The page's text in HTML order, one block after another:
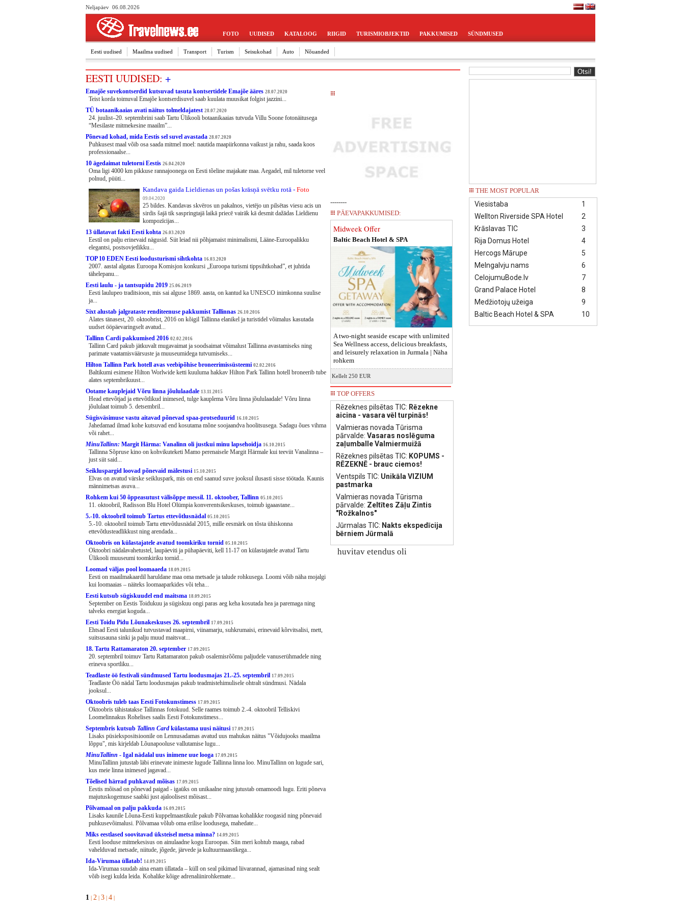
Neljapäev 06.08.2026
FOTO UUDISED KATALOOG RIIGID TURISMIOBJEKTID PAKKUMISED SÜNDMUSED
Eesti uudised Maailma uudised Transport Turism Seisukohad Auto Nõuanded
EESTI UUDISED: +
Emajõe suvekontserdid kutsuvad tasuta kontsertidele Emajõe ääres 28.07.2020
Teist korda toimuval Emajõe kontserdisuvel saab kuulata muusikat folgist jazzini...
TÜ botaanikaaias avati näitus tolmeldajatest 28.07.2020
24. juulist–20. septembrini saab Tartu Ülikooli botaanikaaias tutvuda Villu Soone fotonäitusega
“Mesilaste mitmekesine maailm”...
Põnevad kohad, mida Eestis sel suvel avastada 28.07.2020
Puhkusest maal võib osa saada mitmel moel: nautida maapiirkonna vaikust ja rahu, saada koos
professionaalse...
10 ägedaimat tuletorni Eestis 26.04.2020
Oma ligi 4000 km pikkuse rannajoonega on Eesti tõeline majakate maa. Aegadel, mil tuletorne veel
polnud, püüti...
Kandava gaida Lieldienas un pošas krāsņā svētku rotā - Foto
09.04.2020
25 bildes. Kandavas skvēros un pakalnos, vietējo un pilsētas viesu acis un
sirdis šajā tik saspringtajā laikā priecē vairāk kā desmit dažādas Lieldienu
kompozīcijas...
13 üllatavat fakti Eesti kohta 26.03.2020
Eestil on palju erinevaid nägusid. Siit leiad nii põhjamaist minimalismi, Lääne-Euroopalikku
elegantsi, postsovjetlikku...
TOP 10 EDEN Eesti loodusturismi sihtkohta 16.03.2020
2007. aastal algatas Euroopa Komisjon konkursi „Euroopa turismi tippsihtkohad”, et juhtida
tähelepanu...
Eesti laulu - ja tantsupidu 2019 25.06.2019
Eesti laulupeo traditsioon, mis sai alguse 1869. aasta, on kantud ka UNESCO inimkonna suulise
ja...
Sixt alustab jalgrataste renditeenuse pakkumist Tallinnas 26.10.2016
Alates tänasest, 20. oktoobrist, 2016 on kõigil Tallinna elanikel ja turistidel võimalus kasutada
uudset ööpäevaringselt avatud...
Tallinn Cardi pakkumised 2016 02.02.2016
Tallinn Card pakub jätkuvalt mugavaimat ja soodsaimat võimalust Tallinna avastamiseks ning
parimate vaatamisväärsuste ja muuseumidega tutvumiseks...
Hilton Tallinn Park hotell avas veebipõhise broneerimissüsteemi 02.02.2016
Baltikumi esimene Hilton Worlwide ketti kuuluma hakkav Hilton Park Tallinn hotell broneerib tube
alates septembrikuust...
Ootame kauplejaid Võru linna jõululaadale 13.11.2015
Head ettevõtjad ja ettevõtlikud inimesed, tulge kauplema Võru linna jõululaadale! Võru linna
jõululaat toimub 5. detsembril...
Sügisväsimuse vastu aitavad põnevad spaa-protseduurid 16.10.2015
Jahedamad ilmad kohe kutsuvad end kosutama mõne soojaandva hoolitsusega. Sadagu õues vihma
või rahet...
MinuTallinn: Margit Härma: Vanalinn oli justkui minu lapsehoidja 16.10.2015
Tallinna Sõpruse kino on kohvikuteketi Mamo perenaisele Margit Härmale kui teeviit Vanalinna –
just siit said...
Seikluspargid loovad põnevaid mälestusi 15.10.2015
Elvas on avatud värske seikluspark, mis on end saanud suve jooksul ilusasti sisse töötada. Kaunis
männimetsas asuva...
Rohkem kui 50 õppeasutust välisõppe messil. 11. oktoober, Tallinn 05.10.2015
11. oktoobril, Radisson Blu Hotel Olümpia konverentsikeskuses, toimub igaaastane...
5.-10. oktoobril toimub Tartus ettevõtlusnädal 05.10.2015
5.-10. oktoobril toimub Tartu ettevõtlusnädal 2015, mille eesmärk on tõsta ühiskonna
ettevõtlusteadlikkust ning arendada...
Oktoobris on külastajatele avatud toomkiriku tornid 05.10.2015
Oktoobri nädalavahetustel, laupäeviti ja pühapäeviti, kell 11-17 on külastajatele avatud Tartu
Ülikooli muuseumi toomkiriku tornid...
Loomad väljas pool loomaaeda 18.09.2015
Eesti on maailmakaardil haruldane maa oma metsade ja talude rohkusega. Loomi võib näha mojalgi
kui loomaaias – näiteks loomaaparkides või teha...
Eesti kutsub sügiskuudel end maitsma 18.09.2015
September on Eestis Toidukuu ja sügiskuu ongi paras aeg keha kosutada hea ja paremaga ning
talveks energiat koguda...
Eesti Toidu Pidu Lõunakeskuses 26. septembril 17.09.2015
Ehtsad Eesti talunikud tutvustavad maapirni, viinamarju, suhkrumaisi, erinevaid kõrvitsalisi, mett,
suitsusauna sinki ja palju muud maitsvat...
18. Tartu Rattamaraton 20. september 17.09.2015
20. septembril toimuv Tartu Rattamaraton pakub osalemisrõõmu paljudele vanuserühmadele ning
erineva sportliku...
Teadlaste öö festivali sündmused Tartu loodusmajas 21.-25. septembril 17.09.2015
Teadlaste Öö nädal Tartu loodusmajas pakub teadmistehimulisele ohtralt sündmusi. Nädala
jooksul...
Oktoobris tuleb taas Eesti Fotokunstimess 17.09.2015
Oktoobris tähistatakse Tallinnas fotokuud. Selle raames toimub 2.-4. oktoobril Telliskivi
Loomelinnakus Rohelises saalis Eesti Fotokunstimess...
Septembris kutsub Tallinn Card külastama uusi näitusi 17.09.2015
Lisaks püsiekspositsioonile on Lennusadamas avatud uus mahukas näitus "Võidujooks maailma
lõppu", mis kirjeldab Lõunapooluse vallutamise lugu...
MinuTallinn - Igal nädalal uus inimene uue looga 17.09.2015
MinuTallinn jutustab läbi erinevate inimeste lugude Tallinna linna loo. MinuTallinn on lugude sari,
kus meie linna inimesed jagavad...
Tõelised härrad puhkavad mõisas 17.09.2015
Eestis mõisad on põnevad paigad - igaüks on unikaalne ning jutustab omamoodi lugu. Eriti põneva
majutuskogemuse saabki just ajaloolisest mõisast...
Põlvamaal on palju pakkuda 16.09.2015
Lisaks kaunile Lõuna-Eesti kuppelmaastikule pakub Põlvamaa kohalikke roogasid ning põnevaid
puhkusevõimalusi. Põlvamaa võlub oma erilise loodusega, mahedate...
Miks eestlased soovitavad üksteisel metsa minna? 14.09.2015
Eesti looduse mitmekesisus on ainulaadne kogu Euroopas. Siin meri kohtub maaga, rabad
vahelduvad metsade, niitude, jõgede, järvede ja kultuurmaastikega...
Ida-Virumaa üllatab! 14.09.2015
Ida-Virumaa suudab aina enam üllatada – küll on seal pikimad liivarannad, ajamasinad ning sealt
võib isegi kulda leida. Kohalike kõige adrenaliinirohkemate...
--------
PÄEVAPAKKUMISED:
Midweek Offer
Baltic Beach Hotel & SPA
A two-night seaside escape with unlimited
Sea Wellness access, delicious breakfasts,
and leisurely relaxation in Jurmala | Näha
rohkem
Kellelt 250 EUR
TOP OFFERS
Rēzeknes pilsētas TIC: Rēzekne
aicina - vasara vēl turpinās!
Valmieras novada Tūrisma
pārvalde: Vasaras noslēguma
zaļumballe Valmiermuižā
Rēzeknes pilsētas TIC: KOPUMS -
RĒZEKNĒ - brauc ciemos!
Ventspils TIC: Unikāla VIZIUM
pastmarka
Valmieras novada Tūrisma
pārvalde: Zeltītes Zāļu Zintis
"Rožkalnos"
Jūrmalas TIC: Nakts ekspedīcija
bērniem Jūrmalā
huvitav etendus oli
1 2 3 4
THE MOST POPULAR
1
Viesistaba
2
Wellton Riverside SPA Hotel
3
Krāslavas TIC
4
Rija Domus Hotel
5
Hercogs Mārupe
6
Melngalvju nams
7
CelojumuBode.lv
8
Grand Palace Hotel
9
Medžiotojų užeiga
10
Baltic Beach Hotel & SPA